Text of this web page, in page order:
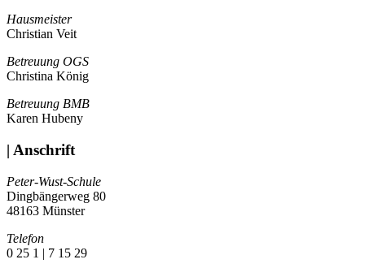
Hausmeister
Christian Veit
Betreuung OGS
Christina König
Betreuung BMB
Karen Hubeny
| Anschrift
Peter-Wust-Schule
Dingbängerweg 80
48163 Münster
Telefon
0 25 1 | 7 15 29